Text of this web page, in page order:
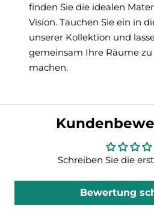
finden Sie die idealen
Vision. Tauchen Sie ein in
unserer Kollektion und
gemeinsam Ihre Räume
machen.
Schreiben Sie die
Bewertung